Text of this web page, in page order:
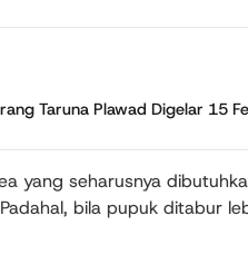
Taruna Plawad Digelar 15
yang seharusnya
bila pupuk ditabur